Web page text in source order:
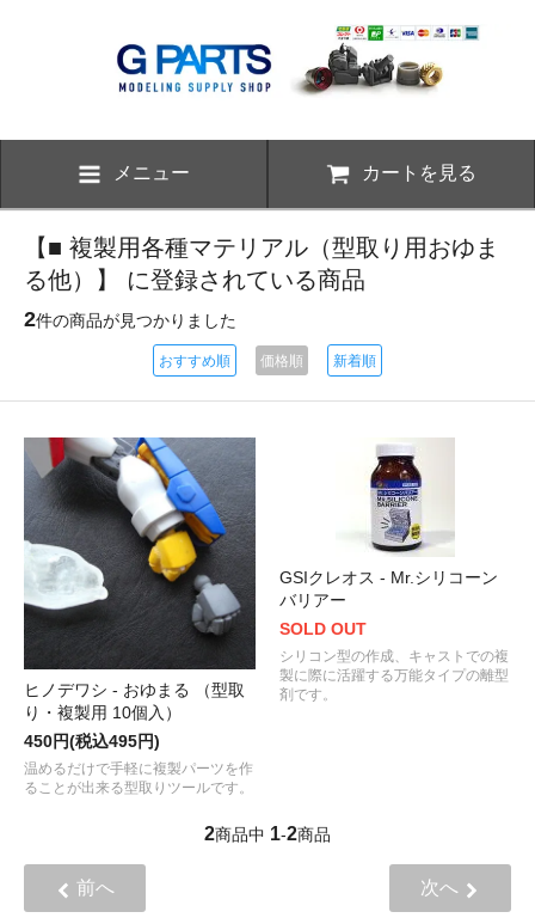
メニュー カートを見る
【■ 複製用各種マテリアル（型取り用おゆま
る他）】 に登録されている商品
2件の商品が見つかりました
おすすめ順 価格順 新着順
ヒノデワシ - おゆまる （型取
り・複製用 10個入）
450円(税込495円)
温めるだけで手軽に複製パーツを作
ることが出来る型取りツールです。
GSIクレオス - Mr.シリコーン
バリアー
SOLD OUT
シリコン型の作成、キャストでの複
製に際に活躍する万能タイプの離型
剤です。
2商品中 1-2商品
前へ 次へ